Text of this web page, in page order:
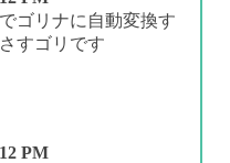
ゴリナに自動変換す
すゴリです
PM